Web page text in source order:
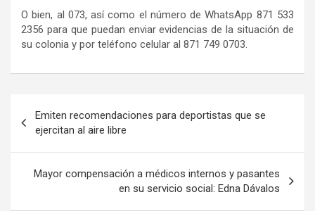
O bien, al 073, así como el número de WhatsApp 871 533
2356 para que puedan enviar evidencias de la situación de
su colonia y por teléfono celular al 871 749 0703.
de
entradas
Emiten recomendaciones para deportistas que se
ejercitan al aire libre
Mayor compensación a médicos internos y pasantes
en su servicio social: Edna Dávalos